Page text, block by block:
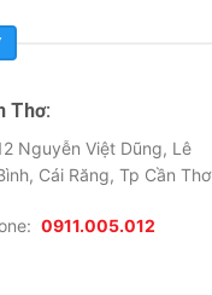
Thơ:
Nguyễn Việt Dũng, Lê
Cái Răng, Tp Cần Thơ
0911.005.012